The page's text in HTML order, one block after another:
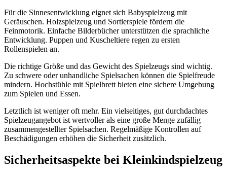
Für die Sinnesentwicklung eignet sich Babyspielzeug mit
Geräuschen. Holzspielzeug und Sortierspiele fördern die
Feinmotorik. Einfache Bilderbücher unterstützen die sprachliche
Entwicklung. Puppen und Kuscheltiere regen zu ersten
Rollenspielen an.
Die richtige Größe und das Gewicht des Spielzeugs sind wichtig.
Zu schwere oder unhandliche Spielsachen können die Spielfreude
mindern. Hochstühle mit Spielbrett bieten eine sichere Umgebung
zum Spielen und Essen.
Letztlich ist weniger oft mehr. Ein vielseitiges, gut durchdachtes
Spielzeugangebot ist wertvoller als eine große Menge zufällig
zusammengestellter Spielsachen. Regelmäßige Kontrollen auf
Beschädigungen erhöhen die Sicherheit zusätzlich.
Sicherheitsaspekte bei Kleinkindspielzeug